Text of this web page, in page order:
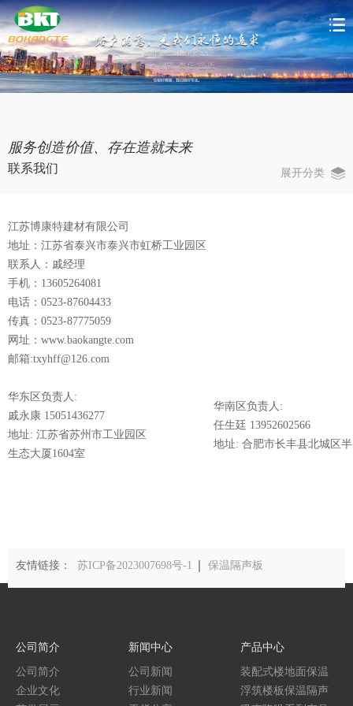
服务创造价值、存在造就未来
联系我们 展开分类
江苏博康特建材有限公司
地址：江苏省泰兴市泰兴市虹桥工业园区
联系人：戚经理
手机：13605264081
电话：0523-87604433
传真：0523-87775059
网址：www.baokangte.com
邮箱:txyhff@126.com
华东区负责人:
戚永康 15051436277
地址: 江苏省苏州市工业园区
生态大厦1604室
华南区负责人:
任生廷 13952602566
地址: 合肥市长丰县北城区
友情链接： 苏ICP备2023007698号-1 保温隔声板
公司简介
公司简介
企业文化
新闻中心
公司新闻
行业新闻
产品中心
装配式楼地面保温
隔声系统
浮筑楼板保温隔声